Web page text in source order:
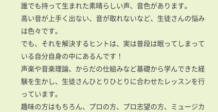
誰でも持って生まれた素晴らしい声、音色があります。
高い音が上手く出ない、音が取れないなど、生徒さんの悩み
は色々です。
でも、それを解決するヒントは、実は普段は眠ってしまって
いる自分自身の中にあるんです！
声楽や音楽理論、からだの仕組みなど基礎から学んできた経
験を生かし、生徒さんひとりひとりに合わせたレッスンを行
っています。
趣味の方はもちろん、プロの方、プロ志望の方、ミュージカ